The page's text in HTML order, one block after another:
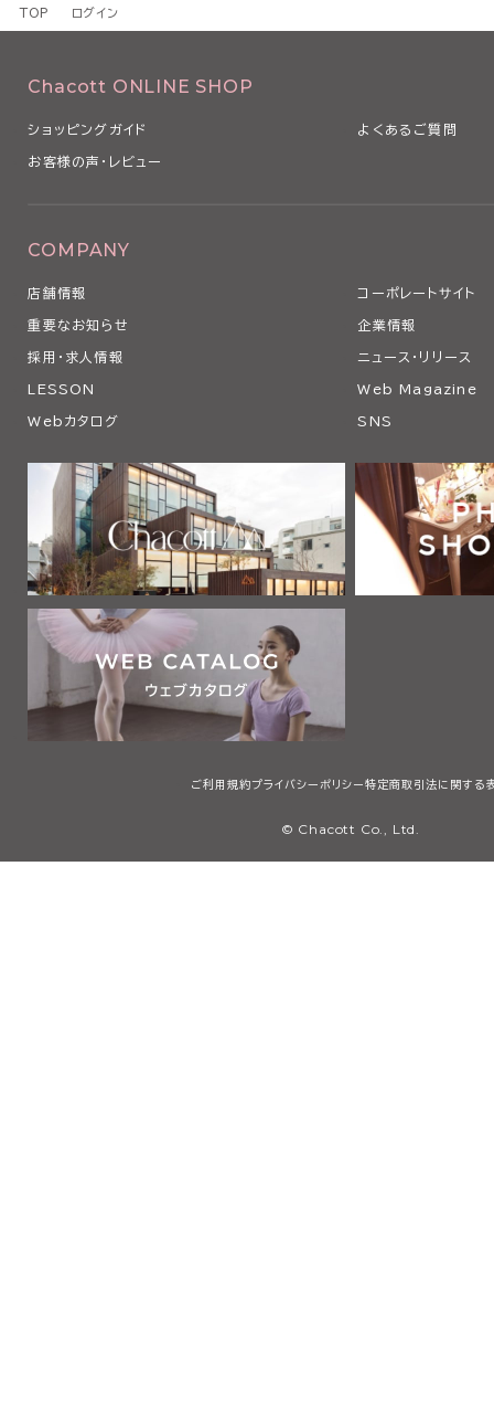
TOP ログイン
Chacott ONLINE SHOP
ショッピングガイド よくあるご質問
お客様の声・レビュー
COMPANY
店舗情報 コーポレートサイト
重要なお知らせ 企業情報
採用・求人情報 ニュース・リリース
LESSON Web Magazine
Webカタログ SNS
ご利用規約プライバシーポリシー 特定商取引法に関する
© Chacott Co., Ltd.